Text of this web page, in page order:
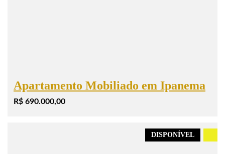
Apartamento Mobiliado em Ipanema
R$ 690.000,00
DISPONÍVEL